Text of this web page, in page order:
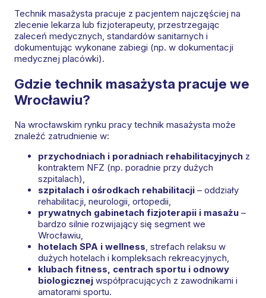
Technik masażysta pracuje z pacjentem najczęściej na
zlecenie lekarza lub fizjoterapeuty, przestrzegając
zaleceń medycznych, standardów sanitarnych i
dokumentując wykonane zabiegi (np. w dokumentacji
medycznej placówki).
Gdzie technik masażysta pracuje we
Wrocławiu?
Na wrocławskim rynku pracy technik masażysta może
znaleźć zatrudnienie w:
przychodniach i poradniach rehabilitacyjnych z
kontraktem NFZ (np. poradnie przy dużych
szpitalach),
szpitalach i ośrodkach rehabilitacji – oddziały
rehabilitacji, neurologii, ortopedii,
prywatnych gabinetach fizjoterapii i masażu –
bardzo silnie rozwijający się segment we
Wrocławiu,
hotelach SPA i wellness , strefach relaksu w
dużych hotelach i kompleksach rekreacyjnych,
klubach fitness, centrach sportu i odnowy
biologicznej współpracujących z zawodnikami i
amatorami sportu.